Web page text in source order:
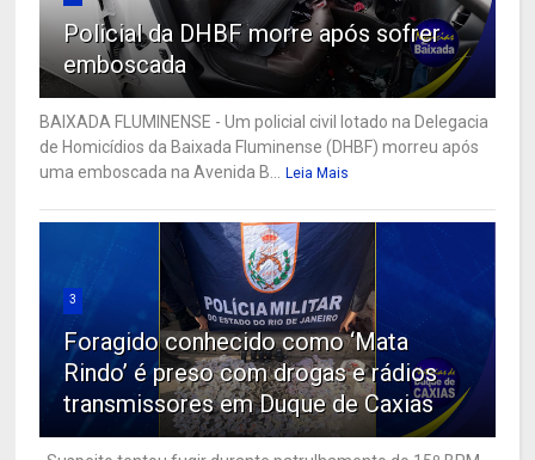
Policial da DHBF morre após sofrer
emboscada
BAIXADA FLUMINENSE - Um policial civil lotado na Delegacia
de Homicídios da Baixada Fluminense (DHBF) morreu após
uma emboscada na Avenida B...
Leia Mais
3
Foragido conhecido como ‘Mata
Rindo’ é preso com drogas e rádios
transmissores em Duque de Caxias